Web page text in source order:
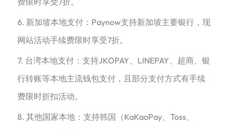
6. 新加坡本地支付：Paynow支持新加坡主要银行，现
网站活动手续费限时享受7折。
7. 台湾本地支付：支持JKOPAY、LINEPAY、超商、银
行转账等本地主流钱包支付，且部分支付方式有手续
费限时折扣活动。
8. 其他国家本地：支持韩国（KaKaoPay、Toss、